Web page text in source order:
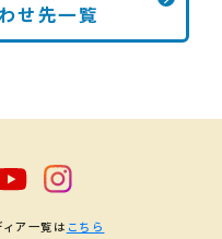
せ先一覧
ア一覧は こちら